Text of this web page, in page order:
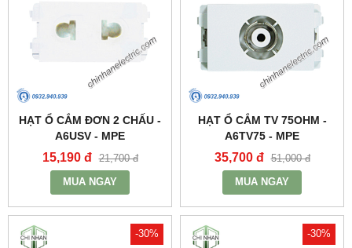
HẠT Ổ CẮM ĐƠN 2 CHẤU -
A6USV - MPE
15,190 đ 21,700 đ
MUA NGAY
HẠT Ổ CẮM TV 75OHM -
A6TV75 - MPE
35,700 đ 51,000 đ
MUA NGAY
-30% -30%